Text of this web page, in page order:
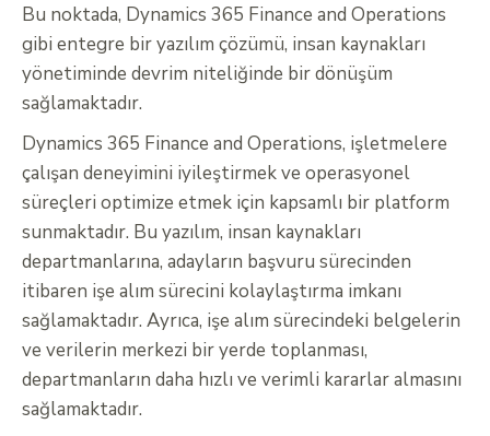
Bu noktada, Dynamics 365 Finance and Operations
gibi entegre bir yazılım çözümü, insan kaynakları
yönetiminde devrim niteliğinde bir dönüşüm
sağlamaktadır.
Dynamics 365 Finance and Operations, işletmelere
çalışan deneyimini iyileştirmek ve operasyonel
süreçleri optimize etmek için kapsamlı bir platform
sunmaktadır. Bu yazılım, insan kaynakları
departmanlarına, adayların başvuru sürecinden
itibaren işe alım sürecini kolaylaştırma imkanı
sağlamaktadır. Ayrıca, işe alım sürecindeki belgelerin
ve verilerin merkezi bir yerde toplanması,
departmanların daha hızlı ve verimli kararlar almasını
sağlamaktadır.